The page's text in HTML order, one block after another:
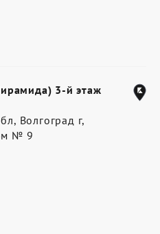
3-й этаж
Волгоград г,
№ 9